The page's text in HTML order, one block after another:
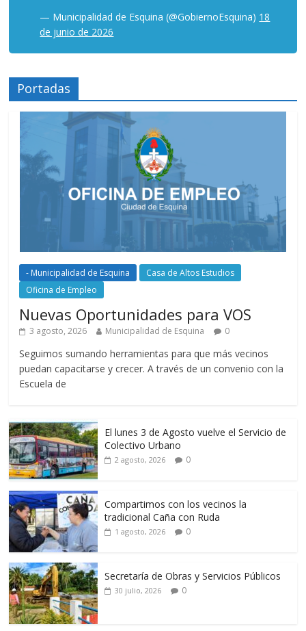
— Municipalidad de Esquina (@GobiernoEsquina) 18
de junio de 2026
Portadas
- Municipalidad de Esquina
Casa de Altos Estudios
Oficina de Empleo
Nuevas Oportunidades para VOS
3 agosto, 2026 Municipalidad de Esquina 0
Seguimos sumando herramientas para que más vecinos
puedan capacitarse y crecer. A través de un convenio con la
Escuela de
El lunes 3 de Agosto vuelve el Servicio de
Colectivo Urbano
2 agosto, 2026 0
Compartimos con los vecinos la
tradicional Caña con Ruda
1 agosto, 2026 0
Secretaría de Obras y Servicios Públicos
30 julio, 2026 0